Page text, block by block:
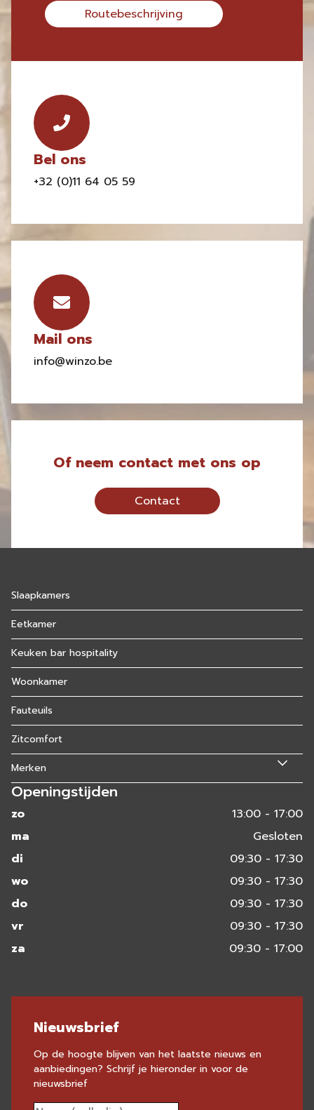
Routebeschrijving
Bel ons
+32 (0)11 64 05 59
Mail ons
info@winzo.be
Of neem contact met ons op
Contact
Slaapkamers
Eetkamer
Keuken bar hospitality
Woonkamer
Fauteuils
Zitcomfort
Merken
Openingstijden
zo
13:00 - 17:00
ma
Gesloten
di
09:30 - 17:30
wo
09:30 - 17:30
do
09:30 - 17:30
vr
09:30 - 17:30
za
09:30 - 17:00
Nieuwsbrief
Op de hoogte blijven van het laatste nieuws en
aanbiedingen? Schrijf je hieronder in voor de
nieuwsbrief